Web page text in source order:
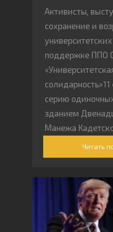
Активисты,
сохранение и
поддержке ППО
серию
зданием
Манежа
преддверии
официозного
мероприятии, на
планировалось
деревню"
Читать